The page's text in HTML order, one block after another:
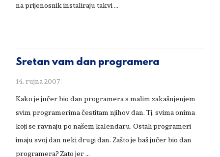
na prijenosnik instaliraju takvi …
Sretan vam dan programera
14. rujna 2007.
Kako je jučer bio dan programera s malim zakašnjenjem
svim programerima čestitam njihov dan. Tj. svima onima
koji se ravnaju po našem kalendaru. Ostali programeri
imaju svoj dan neki drugi dan. Zašto je baš jučer bio dan
programera? Zato jer …